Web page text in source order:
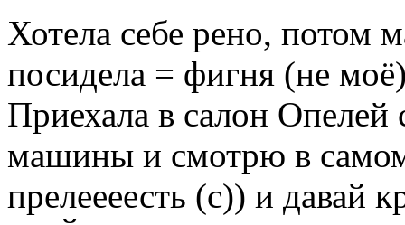
Хотела себе рено, потом
посидела = фигня (не
Приехала в салон Опелей
машины и смотрю в
прелеееесть (с)) и